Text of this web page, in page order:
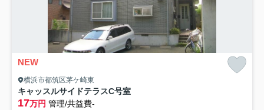
NEW
横浜市都筑区茅ケ崎東
キャッスルサイドテラスC号室
17万円 管理/共益費-